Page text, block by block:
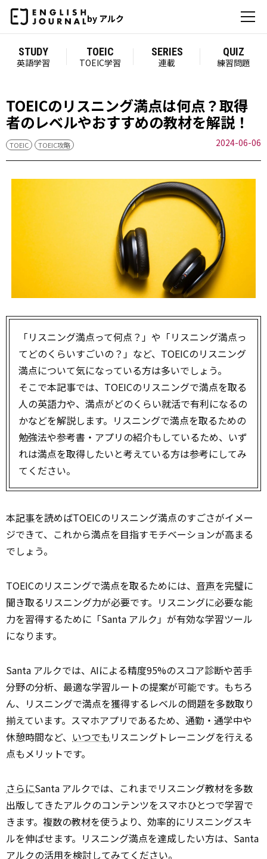
by アルク
STUDY
英語学習
TOEIC
TOEIC学習
SERIES
連載
QUIZ
練習問題
TOEICのリスニング満点は何点？取得
者のレベルやおすすめの教材を解説！
TOEIC TOEIC攻略 2024-06-06
「リスニング満点って何点？」や「リスニング満点っ
てどのくらいすごいの？」など、TOEICのリスニング
満点について気になっている方は多いでしょう。
そこで本記事では、TOEICのリスニングで満点を取る
人の英語力や、満点がどのくらい就活で有利になるの
かなどを解説します。リスニングで満点を取るための
勉強法や参考書・アプリの紹介もしているため、いず
れは満点を取得したいと考えている方は参考にしてみ
てください。
本記事を読めばTOEICのリスニング満点のすごさがイメー
ジできて、これから満点を目指すモチベーションが高まる
でしょう。
TOEICのリスニングで満点を取るためには、 音声を完璧に
聞き取るリスニング力が必要です。リスニングに必要な能
力を習得するために「Santa アルク」が有効な学習ツール
になります。
Santa アルクでは、AIによる精度95%のスコア診断や苦手
分野の分析、最適な学習ルートの提案が可能です。もちろ
ん、リスニングで満点を獲得するレベルの問題を多数取り
揃えています。スマホアプリであるため、通勤・通学中や
休憩時間など、 いつでも リスニングトレーニングを行える
点もメリットです。
さらにSanta アルクでは、これまでリスニング教材を多数
出版してきたアルクのコンテンツをスマホひとつで学習で
きます。複数の教材を使うより、効率的にリスニングスキ
ルを伸ばせます。リスニング満点を達成したい方は、Santa
アルクの活用を検討してみてください。